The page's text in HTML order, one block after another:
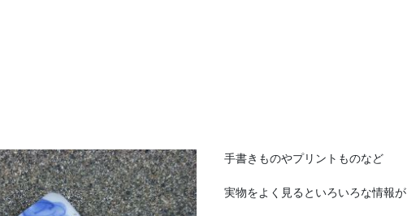
手書きものやプリントものなど
実物をよく見るといろいろな情報が